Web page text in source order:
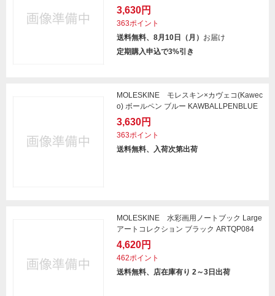
3,630円
363ポイント
送料無料、8月10日（月） お届け
定期購入申込で3%引き
MOLESKINE モレスキン×カヴェコ(Kawec
o) ボールペン ブルー KAWBALLPENBLUE
3,630円
363ポイント
送料無料、入荷次第出荷
MOLESKINE 水彩画用ノートブック Large
アートコレクション ブラック ARTQP084
4,620円
462ポイント
送料無料、店在庫有り 2～3日出荷